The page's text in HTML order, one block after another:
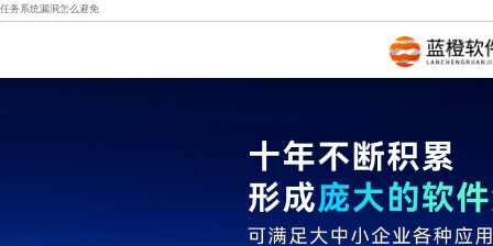
任务系统漏洞怎么避免